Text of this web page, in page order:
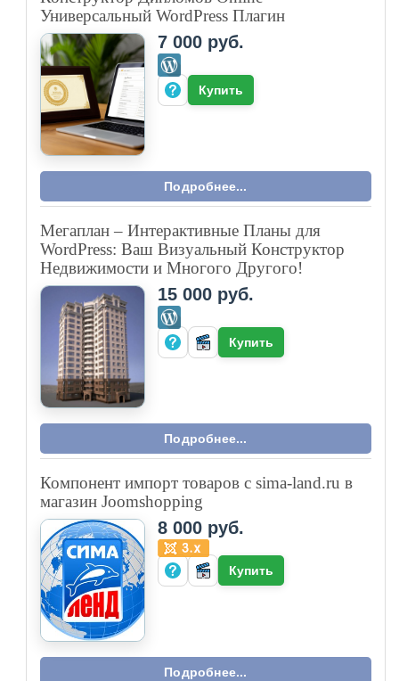
Универсальный WordPress Плагин
7 000 руб.
Купить
Подробнее...
Мегаплан – Интерактивные Планы для
WordPress: Ваш Визуальный Конструктор
Недвижимости и Многого Другого!
15 000 руб.
Купить
Подробнее...
Компонент импорт товаров с sima-land.ru в
магазин Joomshopping
8 000 руб.
Купить
Подробнее...